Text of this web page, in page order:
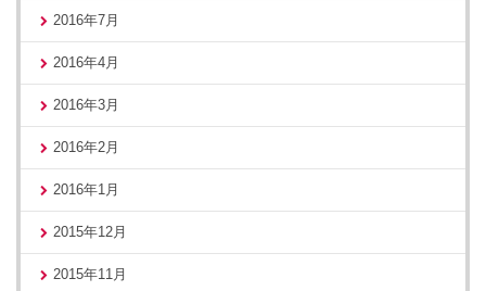
2016年7月
2016年4月
2016年3月
2016年2月
2016年1月
2015年12月
2015年11月